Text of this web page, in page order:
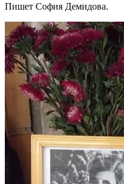
Пишет София Демидова.